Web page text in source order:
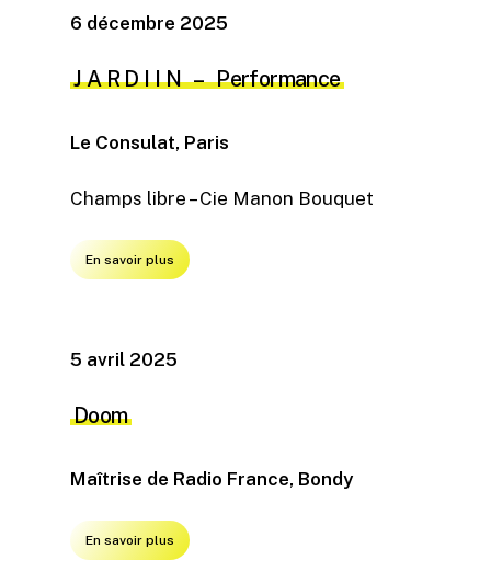
6 décembre 2025
J A R D I I N – Performance
Le Consulat, Paris
Champs libre – Cie Manon Bouquet
En savoir plus
5 avril 2025
Doom
Maîtrise de Radio France, Bondy
En savoir plus